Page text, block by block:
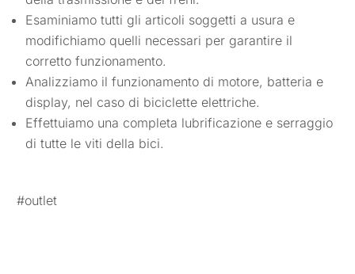
Esaminiamo tutti gli articoli soggetti a usura e
modifichiamo quelli necessari per garantire il
corretto funzionamento.
Analizziamo il funzionamento di motore, batteria e
display, nel caso di biciclette elettriche.
Effettuiamo una completa lubrificazione e serraggio
di tutte le viti della bici.
#outlet